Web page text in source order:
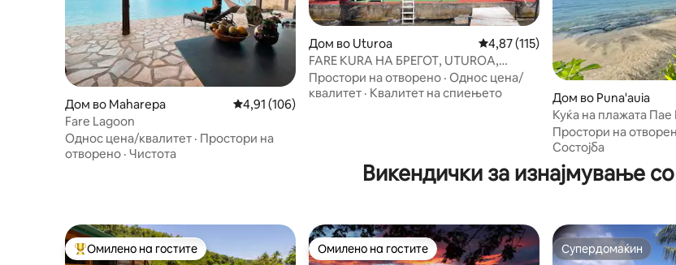
Дом во Maharepa Просечна оцена: 4,91 од 5, 106 рецензии
4,91 (106)
Fare Lagoon
Однос цена/квалитет · Простори на
отворено · Чистота
Дом во Uturoa Просечна оцена: 4,87 од 5, 115
4,87 (115)
FARE KURA НА БРЕГОТ, UTUROA,
ФРАНЦУСКА ПОЛИНЕЗИЈА
Простори на отворено · Однос цена/
квалитет · Квалитет на спиењето Дом во Puna'auia
Куќа на плажата
бел песок - Тахити
Простори на
Состојба
Викендички за изнајмување со
Меѓу најуспешните „Омилени на гостите“
Омилено на гостите Омилено на гостите
Омилено на гостите Супердомаќин
Супердомаќин